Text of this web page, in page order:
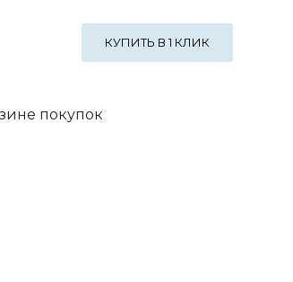
КУПИТЬ В 1 КЛИК
покупок